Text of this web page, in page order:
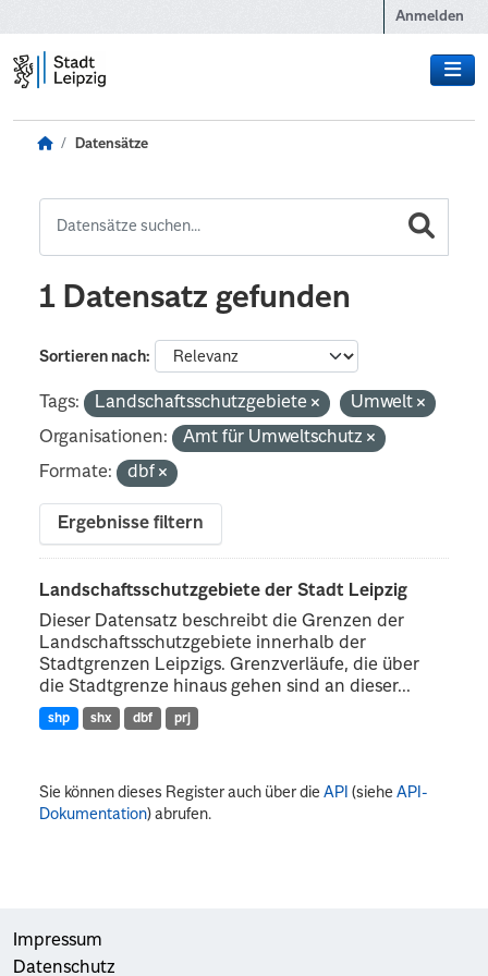
Anmelden
Datensätze
1 Datensatz gefunden
Sortieren nach
Tags: Landschaftsschutzgebiete
Umwelt
Organisationen:
Amt für Umweltschutz
Formate:
dbf
Ergebnisse filtern
Landschaftsschutzgebiete der Stadt Leipzig
Dieser Datensatz beschreibt die Grenzen der
Landschaftsschutzgebiete innerhalb der
Stadtgrenzen Leipzigs. Grenzverläufe, die über
die Stadtgrenze hinaus gehen sind an dieser...
shp shx dbf prj
Sie können dieses Register auch über dieAPI (sieheAPI-
Dokumentation) abrufen.
Impressum
Datenschutz